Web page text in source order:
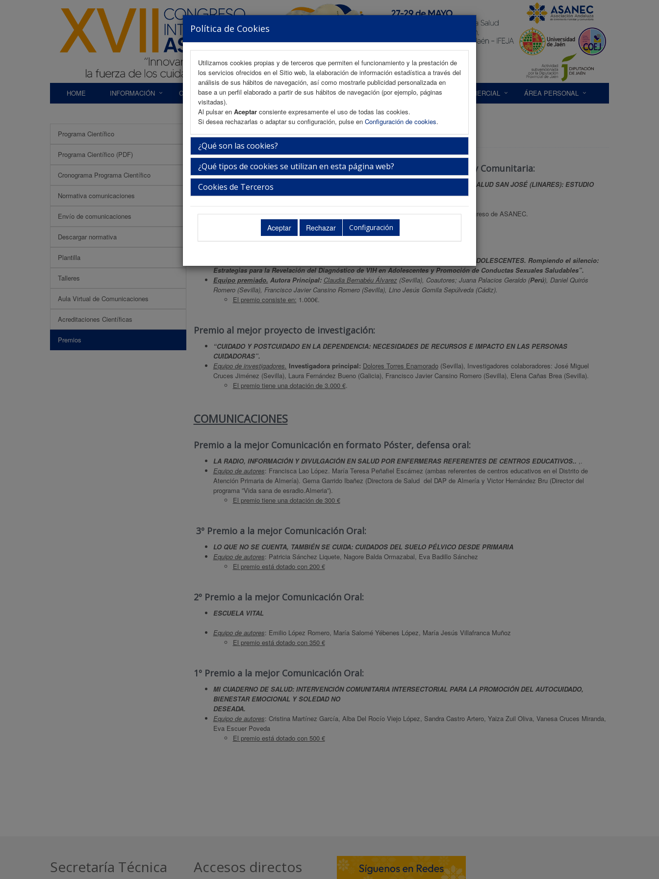
Política de Cookies
Utilizamos cookies propias y de terceros que permiten el funcionamiento y la prestación de
los servicios ofrecidos en el Sitio web, la elaboración de información estadística a través del
análisis de sus hábitos de navegación, así como mostrarle publicidad personalizada en
base a un perfil elaborado a partir de sus hábitos de navegación (por ejemplo, páginas
visitadas).
Al pulsar en Aceptar consiente expresamente el uso de todas las cookies.
Si desea rechazarlas o adaptar su configuración, pulse en Configuración de cookies.
¿Qué son las cookies?
¿Qué tipos de cookies se utilizan en esta página web?
Cookies de Terceros
Configuración
HOME INFORMACIÓN COMITÉS AREA CIENTÍFICA INSCRIPCIÓN ALOJAMIENTO EXP. COMERCIAL ÁREA PERSONAL
Programa Científico
Programa Científico (PDF)
Cronograma Programa Científico
Normativa comunicaciones
Envío de comunicaciones
Descargar normativa
Plantilla
Talleres
Aula Virtual de Comunicaciones
Acreditaciones Científicas
Premios
Premios
Premio al mejor Trabajo Fin de Residencia de Enfermería Familiar y Comunitaria:
"MAPEO DE ACTIVOS EN SALUD Y NECESIDADES PERCIBIDAS EN EL CENTRO DE SALUD SAN JOSÉ (LINARES): ESTUDIO
MIXTO CON ANÁLISIS TEMÁTICO”.
Autora: María Victoria Juan Campos (Jaén).
El premio consiste en:“El pago de la inscripción y estancia gratuita- al siguiente congreso de ASANEC.
Premio “Ayudas para guías de práctica clínica”:
GUÍA DE PRÁCTICA CLÍNICA PARA LA REVELACIÓN DEL DIAGNÓSTICO DE VIH EN ADOLESCENTES. Rompiendo el silencio:
Estrategias para la Revelación del Diagnóstico de VIH en Adolescentes y Promoción de Conductas Sexuales Saludables”.
Equipo premiado. Autora Principal: Claudia Bernabéu Álvarez(Sevilla), Coautores; Juana Palacios Geraldo (Perú), Daniel Quirós
Romero (Sevilla), Francisco Javier Cansino Romero (Sevilla), Lino Jesús Gomila Sepúlveda (Cádiz).
El premio consiste en: 1.000€.
Premio al mejor proyecto de investigación:
“CUIDADO Y POSTCUIDADO EN LA DEPENDENCIA: NECESIDADES DE RECURSOS E IMPACTO EN LAS PERSONAS
CUIDADORAS”.
Equipo de investigadores. Investigadora principal: Dolores Torres Enamorado(Sevilla), Investigadores colaboradores: José Miguel
Cruces Jiménez (Sevilla), Laura Fernández Bueno (Galicia), Francisco Javier Cansino Romero (Sevilla), Elena Cañas Brea (Sevilla).
El premio tiene una dotación de 3.000 €.
COMUNICACIONES
Premio a la mejor Comunicación en formato Póster, defensa oral:
LA RADIO, INFORMACIÓN Y DIVULGACIÓN EN SALUD POR ENFERMERAS REFERENTES DE CENTROS EDUCATIVOS.. ,.
Equipo de autores: Francisca Lao López. María Teresa Peñafiel Escámez (ambas referentes de centros educativos en el Distrito de
Atención Primaria de Almería). Gema Garrido Ibañez (Directora de Salud del DAP de Almería y Victor Hernández Bru (Director del
programa ”Vida sana de esradio.Almeria”).
El premio tiene una dotación de 300 €
3º Premio a la mejor Comunicación Oral:
LO QUE NO SE CUENTA, TAMBIÉN SE CUIDA: CUIDADOS DEL SUELO PÉLVICO DESDE PRIMARIA
Equipo de autores: Patricia Sánchez Liquete, Nagore Balda Ormazabal, Eva Badillo Sánchez
El premio está dotado con 200 €
2º Premio a la mejor Comunicación Oral:
ESCUELA VITAL
Equipo de autores: Emilio López Romero, María Salomé Yébenes López, María Jesús Villafranca Muñoz
El premio está dotado con 350 €
1º Premio a la mejor Comunicación Oral:
MI CUADERNO DE SALUD: INTERVENCIÓN COMUNITARIA INTERSECTORIAL PARA LA PROMOCIÓN DEL AUTOCUIDADO,
BIENESTAR EMOCIONAL Y SOLEDAD NO
DESEADA.
Equipo de autores: Cristina Martínez García, Alba Del Rocío Viejo López, Sandra Castro Artero, Yaiza Zuil Oliva, Vanesa Cruces Miranda,
Eva Escuer Poveda
El premio está dotado con 500 €
Secretaría Técnica Accesos directos